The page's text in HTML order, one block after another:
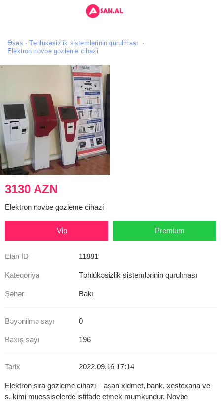
Əsas
Təhlükəsizlik sistemlərinin qurulması
Elektron novbe gozleme cihazi
3130 AZN
Elektron novbe gozleme cihazi
Vip Premium
Elan İD 11881
Kateqoriya Təhlükəsizlik sistemlərinin qurulması
Şəhər Bakı
Bəyənilmə sayı 0
Baxış sayı 196
Tarix 2022.09.16 17:14
Elektron sira gozleme cihazi – asan xidmet, bank, xestexana ve
s. kimi muessiselerde istifade etmek mumkundur. Novbe